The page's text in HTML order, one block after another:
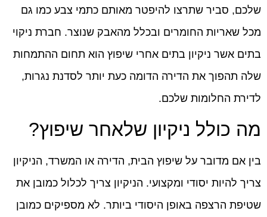
שלכם, סביר שתרצו להיפטר מאותם כתמי צבע כמו גם
מכל שאריות החומרים ובכלל מהאבק שנוצר. חברת ניקוי
בתים אשר ניקיון בתים אחרי שיפוץ הוא תחום ההתמחות
שלה תהפוך את הדירה הדומה כעת יותר לסדנת נגרות,
לדירת החלומות שלכם.
מה כולל ניקיון שלאחר שיפוץ?
בין אם מדובר על שיפוץ הבית, הדירה או המשרד, הניקיון
צריך להיות יסודי ומקצועי. הניקיון צריך לכלול כמובן את
שטיפת הרצפה באופן היסודי ביותר. לא מספיקים כמובן